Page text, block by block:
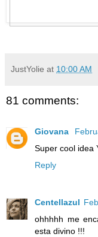
JustYolie at 10:00 AM
81 comments:
Giovana
Super cool idea
Reply
Centellazul
ohhhhh me
esta divino !!!